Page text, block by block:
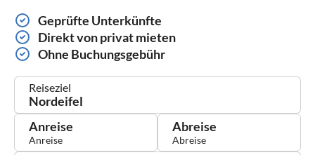
Geprüfte Unterkünfte
Direkt von privat mieten
Ohne Buchungsgebühr
Reiseziel
Anreise Abreise